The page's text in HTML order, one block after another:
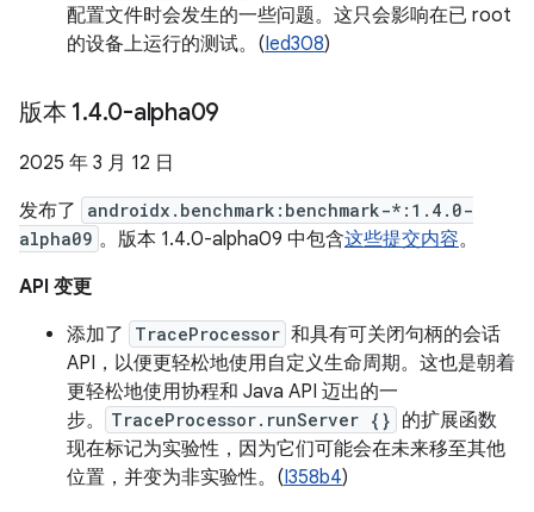
配置文件时会发生的一些问题。这只会影响在已 root
的设备上运行的测试。(Ied308)
版本 1.4.0-alpha09
2025 年 3 月 12 日
发布了
androidx.benchmark:benchmark-*:1.4.0-
alpha09 。版本 1.4.0-alpha09 中包含这些提交内容。
API 变更
添加了
TraceProcessor 和具有可关闭句柄的会话
API，以便更轻松地使用自定义生命周期。这也是朝着
更轻松地使用协程和 Java API 迈出的一
步。
TraceProcessor.runServer {} 的扩展函数
现在标记为实验性，因为它们可能会在未来移至其他
位置，并变为非实验性。(I358b4)